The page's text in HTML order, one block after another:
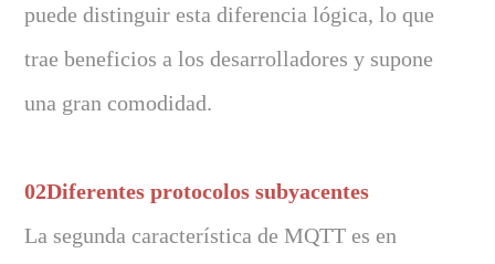
puede distinguir esta diferencia lógica, lo que
trae beneficios a los desarrolladores y supone
una gran comodidad.
02Diferentes protocolos subyacentes
La segunda característica de MQTT es en